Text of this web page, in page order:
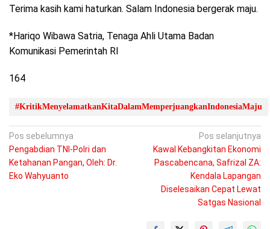
Terima kasih kami haturkan. Salam Indonesia bergerak maju.
*Hariqo Wibawa Satria, Tenaga Ahli Utama Badan
Komunikasi Pemerintah RI
164
#KritikMenyelamatkanKitaDalamMemperjuangkanIndonesiaMaju
Navigasi
pos
Pos sebelumnya
Pengabdian TNI-Polri dan
Ketahanan Pangan, ​Oleh: Dr.
Eko Wahyuanto
Pos selanjutnya
Kawal Kebangkitan Ekonomi
Pascabencana, Safrizal ZA:
Kendala Lapangan
Diselesaikan Cepat Lewat
Satgas Nasional